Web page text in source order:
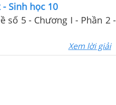
Sinh học 10
5 - Chương I - Phần 2 -
Xem lời giải